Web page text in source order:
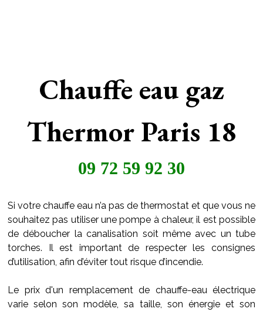
Chauffe eau gaz
Thermor Paris 18
09 72 59 92 30
Si votre chauffe eau n’a pas de thermostat et que vous ne
souhaitez pas utiliser une pompe à chaleur, il est possible
de déboucher la canalisation soit même avec un tube
torches. Il est important de respecter les consignes
d’utilisation, afin d’éviter tout risque d’incendie.
Le prix d'un remplacement de chauffe-eau électrique
varie selon son modèle, sa taille, son énergie et son